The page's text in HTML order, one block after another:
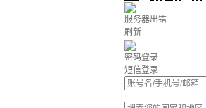
服务器出错
刷新
密码登录
短信登录